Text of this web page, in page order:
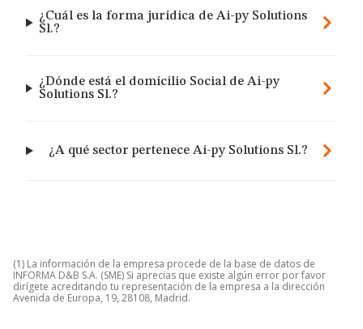
¿Cuál es la forma jurídica de Ai-py Solutions
Sl.?
¿Dónde está el domicilio Social de Ai-py
Solutions Sl.?
¿A qué sector pertenece Ai-py Solutions Sl.?
(1) La información de la empresa procede de la base de datos de
INFORMA D&B S.A. (SME) Si aprecias que existe algún error por favor
dirígete acreditando tu representación de la empresa a la dirección
Avenida de Europa, 19, 28108, Madrid.